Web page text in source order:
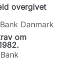
overgivet
Danmark
om